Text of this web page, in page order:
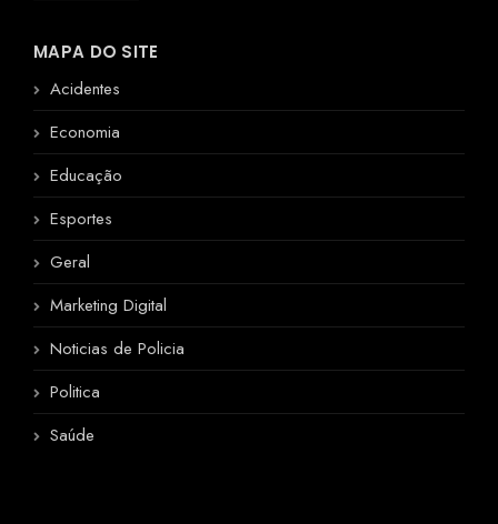
MAPA DO SITE
Acidentes
Economia
Educação
Esportes
Geral
Marketing Digital
Noticias de Policia
Politica
Saúde